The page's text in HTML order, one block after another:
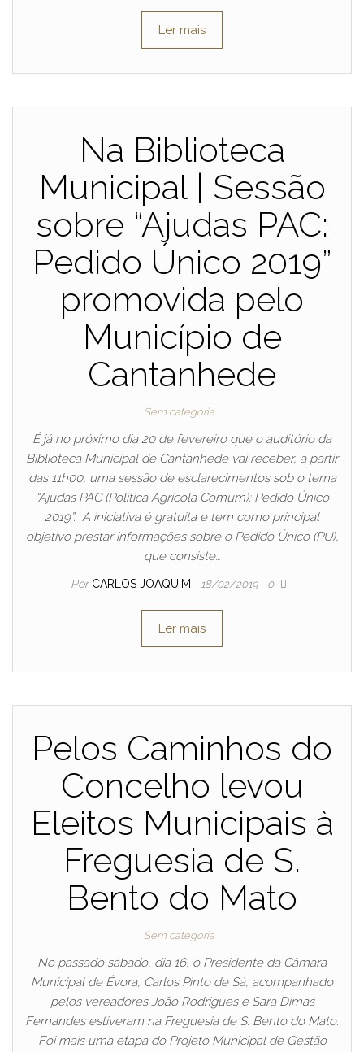
Ler mais
Na Biblioteca
Municipal | Sessão
sobre “Ajudas PAC:
Pedido Único 2019”
promovida pelo
Município de
Cantanhede
Sem categoria
É já no próximo dia 20 de fevereiro que o auditório da
Biblioteca Municipal de Cantanhede vai receber, a partir
das 11h00, uma sessão de esclarecimentos sob o tema
“Ajudas PAC (Política Agrícola Comum): Pedido Único
2019”. A iniciativa é gratuita e tem como principal
objetivo prestar informações sobre o Pedido Único (PU),
que consiste…
Por CARLOS JOAQUIM 18/02/2019 0
Ler mais
Pelos Caminhos do
Concelho levou
Eleitos Municipais à
Freguesia de S.
Bento do Mato
Sem categoria
No passado sábado, dia 16, o Presidente da Câmara
Municipal de Évora, Carlos Pinto de Sá, acompanhado
pelos vereadores João Rodrigues e Sara Dimas
Fernandes estiveram na Freguesia de S. Bento do Mato.
Foi mais uma etapa do Projeto Municipal de Gestão